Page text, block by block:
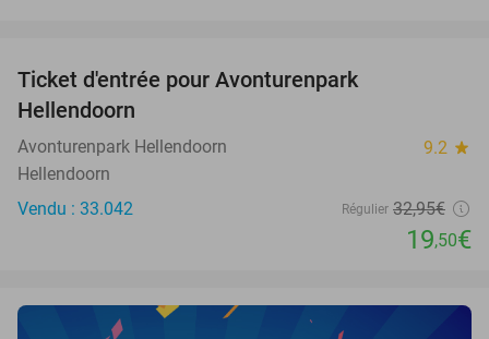
Ticket d'entrée pour Avonturenpark
Hellendoorn
Avonturenpark Hellendoorn 9.2 star
Hellendoorn
Vendu : 33.042
Régulier 32,95€
19,50€